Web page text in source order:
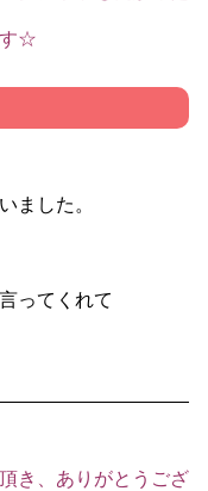
す☆
ました。
ってくれて
き、ありがとうござ